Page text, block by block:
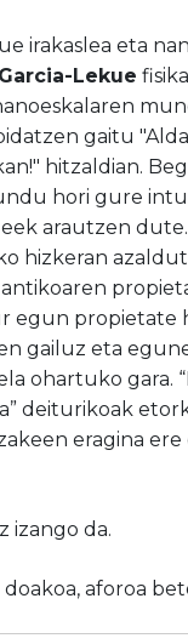
irakaslea eta
Lekue
gaitu
hitzaldian.
hori gure
arautzen
hizkeran
egun propietate
gailuz eta
ohartuko gara.
deiturikoak
eragina
izango da.
aforoa